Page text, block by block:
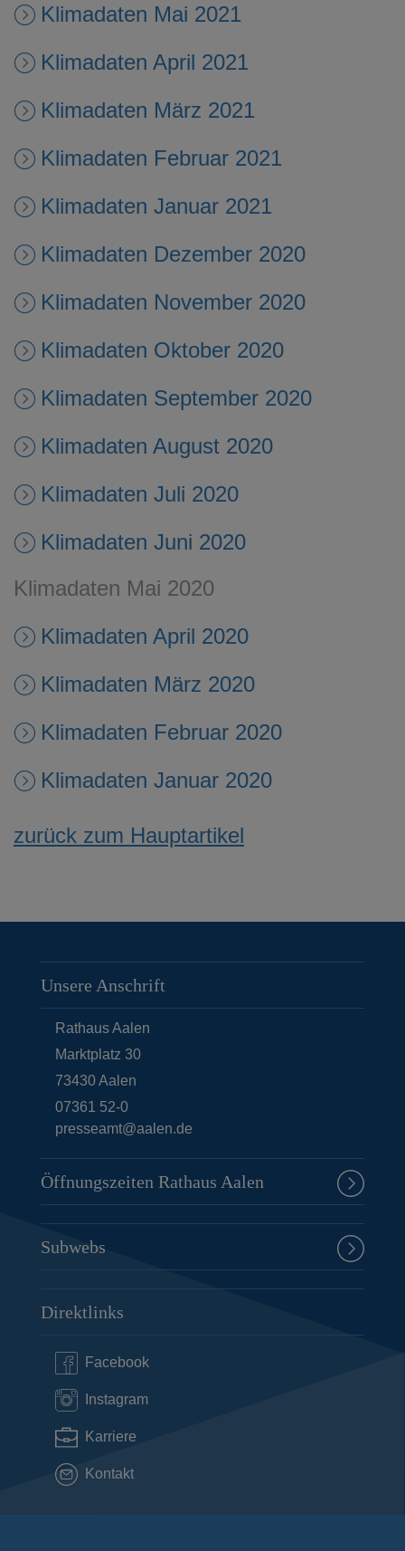
Klimadaten Mai 2021
Klimadaten April 2021
Klimadaten März 2021
Klimadaten Februar 2021
Klimadaten Januar 2021
Klimadaten Dezember 2020
Klimadaten November 2020
Klimadaten Oktober 2020
Klimadaten September 2020
Klimadaten August 2020
Klimadaten Juli 2020
Klimadaten Juni 2020
Klimadaten Mai 2020
Klimadaten April 2020
Klimadaten März 2020
Klimadaten Februar 2020
Klimadaten Januar 2020
zurück zum Hauptartikel
Unsere Anschrift
Rathaus Aalen
Marktplatz 30
73430Aalen
07361 52-0
presseamt@aalen.de
Öffnungszeiten Rathaus Aalen
Subwebs
Direktlinks
Facebook
Instagram
Karriere
Kontakt